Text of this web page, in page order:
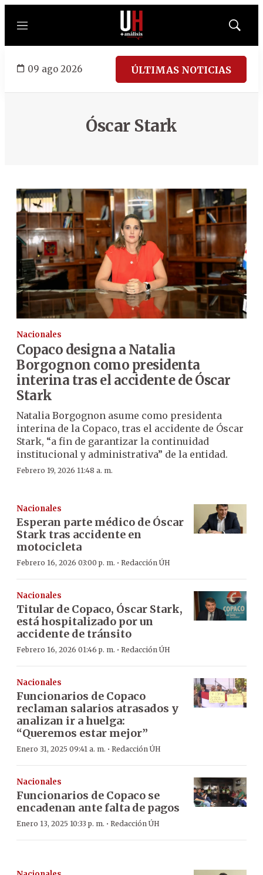
Menú
Mostrar
09 ago 2026 ÚLTIMAS NOTICIAS
Óscar Stark
Nacionales
Copaco designa a Natalia
Borgognon como presidenta
interina tras el accidente de Óscar
Stark
Natalia Borgognon asume como presidenta
interina de la Copaco, tras el accidente de Óscar
Stark, “a fin de garantizar la continuidad
institucional y administrativa” de la entidad.
Febrero 19, 2026 11:48 a. m.
Nacionales
Esperan parte médico de Óscar
Stark tras accidente en
motocicleta
Febrero 16, 2026 03:00 p. m. · Redacción ÚH
Nacionales
Titular de Copaco, Óscar Stark,
está hospitalizado por un
accidente de tránsito
Febrero 16, 2026 01:46 p. m. · Redacción ÚH
Nacionales
Funcionarios de Copaco
reclaman salarios atrasados y
analizan ir a huelga:
“Queremos estar mejor”
Enero 31, 2025 09:41 a. m. · Redacción ÚH
Nacionales
Funcionarios de Copaco se
encadenan ante falta de pagos
Enero 13, 2025 10:33 p. m. · Redacción ÚH